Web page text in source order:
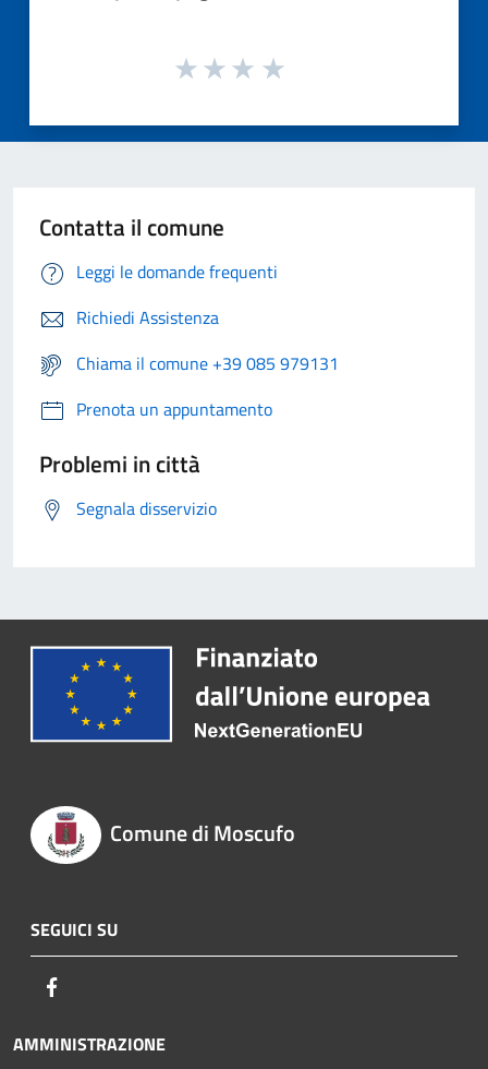
Contatta il comune
Leggi le domande frequenti
Richiedi Assistenza
Chiama il comune +39 085 979131
Prenota un appuntamento
Problemi in città
Segnala disservizio
Comune di Moscufo
SEGUICI SU
AMMINISTRAZIONE